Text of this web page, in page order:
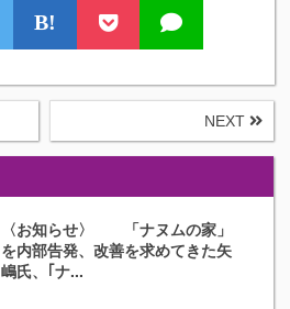
B!
NEXT
〈お知らせ〉 「ナヌムの家」
を内部告発、改善を求めてきた矢
嶋氏、｢ナ...